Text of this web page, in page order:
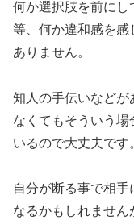
何か選択肢を前にし
等、何か違和感を感
ありません。
知人の手伝いなどが
なくてもそういう
いるので大丈夫です
自分が断る事で相
なるかもしれません